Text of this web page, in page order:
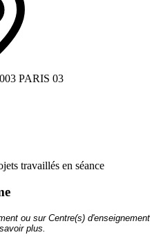
PARIS 03
travaillés en séance
ou sur Centre(s) d'enseignement
plus.